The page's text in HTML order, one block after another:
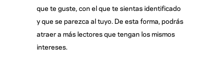
que te guste, con el que te sientas identificado
y que se parezca al tuyo. De esta forma, podrás
atraer a más lectores que tengan los mismos
intereses.